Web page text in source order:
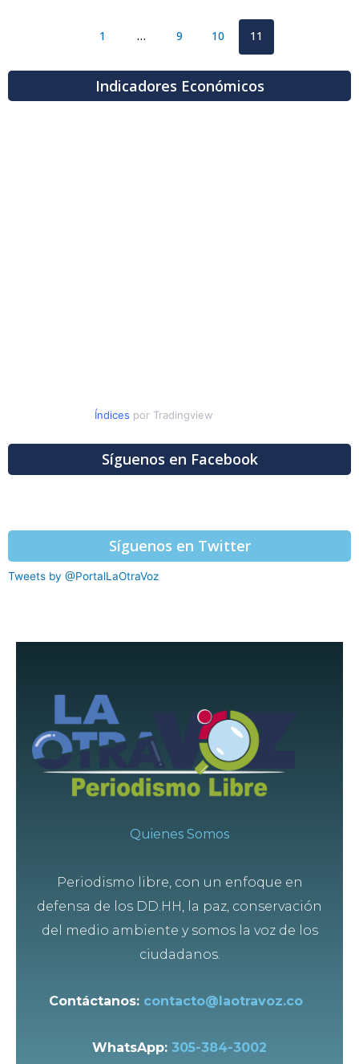
1 … 9 10 11
Indicadores Económicos
Índices por Tradingview
Síguenos en Facebook
Síguenos en Twitter
Tweets by @PortalLaOtraVoz
Quienes Somos
Periodismo libre, con un enfoque en
defensa de los DD.HH, la paz, conservación
del medio ambiente y somos la voz de los
ciudadanos.
Contáctanos: contacto@laotravoz.co
WhatsApp: 305-384-3002